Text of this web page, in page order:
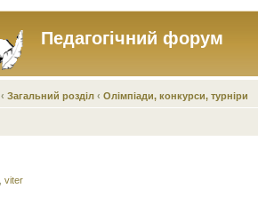
Педагогічний форум
‹ Загальний розділ ‹ Олімпіади, конкурси, турніри
viter